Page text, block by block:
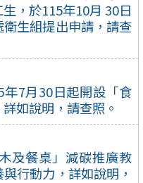
，於115年10月 30日
衛生組提出申請，請查
7月30日起開設「食
如說明，請查照。
及餐桌」減碳推廣教
行動力，詳如說明，